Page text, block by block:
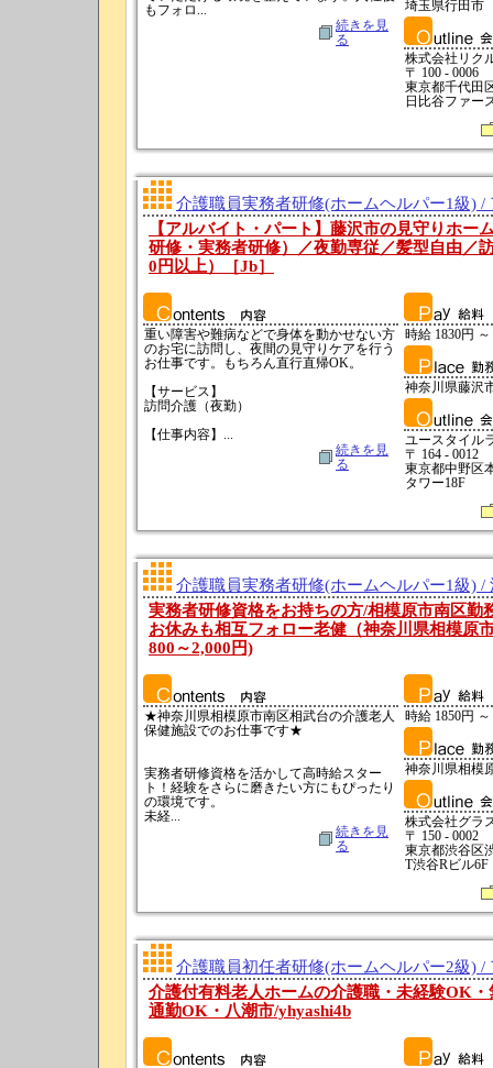
もフォロ...
続きを見
る
埼玉県行田市
株式会社リク
〒 100 - 0006
東京都千代田
日比谷ファー
介護職員実務者研修(ホームヘルパー1級) /
【アルバイト・パート】藤沢市の見守りホー
研修・実務者研修）／夜勤専従／髪型自由／
0円以上）［Jb］
重い障害や難病などで身体を動かせない方
のお宅に訪問し、夜間の見守りケアを行う
お仕事です。もちろん直行直帰OK。
【サービス】
訪問介護（夜勤）
【仕事内容】...
続きを見
る
時給 1830円
神奈川県藤沢
ユースタイル
〒 164 - 0012
東京都中野区
タワー18F
介護職員実務者研修(ホームヘルパー1級) /
実務者研修資格をお持ちの方/相模原市南区勤
お休みも相互フォロー老健（神奈川県相模原
800～2,000円)
★神奈川県相模原市南区相武台の介護老人
保健施設でのお仕事です★
実務者研修資格を活かして高時給スター
ト！経験をさらに磨きたい方にもぴったり
の環境です。
未経...
続きを見
る
時給 1850円 ～
神奈川県相模
株式会社グラ
〒 150 - 0002
東京都渋谷区
T渋谷Rビル6F
介護職員初任者研修(ホームヘルパー2級) /
介護付有料老人ホームの介護職・未経験OK
通勤OK・八潮市/yhyashi4b